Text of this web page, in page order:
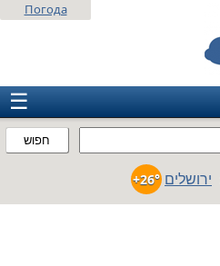
חפוש
Погода
☰
ירושלים +26°